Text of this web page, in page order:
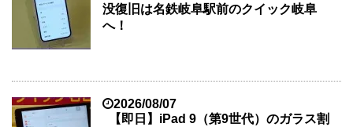
没復旧は名鉄岐阜駅前のクイック岐阜
へ！
2026/08/07
【即日】iPad 9（第9世代）のガラス割